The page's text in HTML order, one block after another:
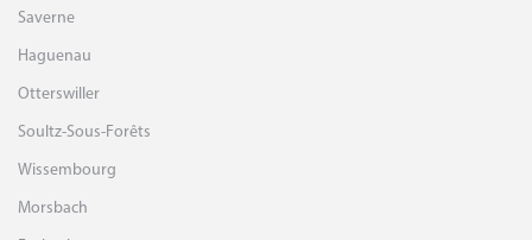
Pour réaliser des travaux de terrassement, construire une route, LOXAM met à la
clics l'engin de terrassement et le matériel de compactage ou de mesure
tractopelle, pilonneuse, plaque vibrante, laser, tombereau...